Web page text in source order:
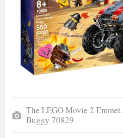
The LEGO Movie 2 Emmet
Buggy 70829